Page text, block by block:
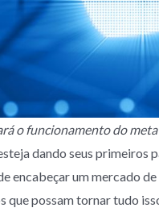
o funcionamento do
dando seus primeiros
encabeçar um mercado
que possam tornar tudo